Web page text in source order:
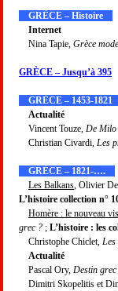
GRÈCE – Histoire
Internet
Nina Tapie, Grèce
GRÈCE – Jusqu’à 395
GRÈCE – 1453-1821
Actualité
Vincent Touze, De Milo
Christian Civardi, Les
GRÈCE – 1821-….
Les Balkans , Olivier
L’histoire collection n°
Homère : le nouveau
grec ? ; L’histoire : les
Christophe Chiclet,
Actualité
Pascal Ory, Destin grec
Dimitri Skopelitis et